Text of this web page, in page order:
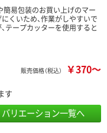
簡易包装のお買い上げのマー
くいため、作業がしやすいで
テープカッターを使用すると
販売価格（税込） ￥370～
す
バリエーション一覧へ